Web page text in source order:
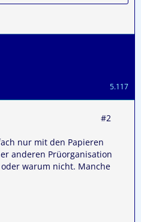
5.117
#2
nur mit den Papieren
anderen Prüorganisation
warum nicht. Manche